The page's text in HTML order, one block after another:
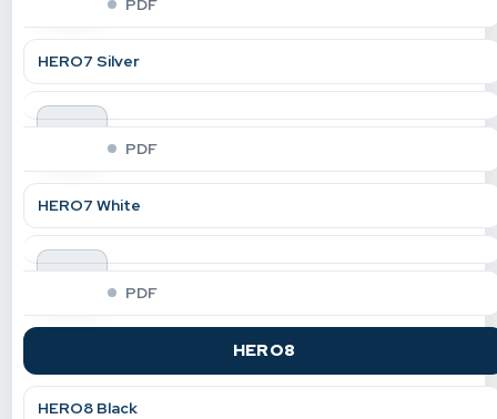
PDF
HERO7 Silver
indir
PDF
HERO7 White
indir
PDF
HERO8
HERO8 Black